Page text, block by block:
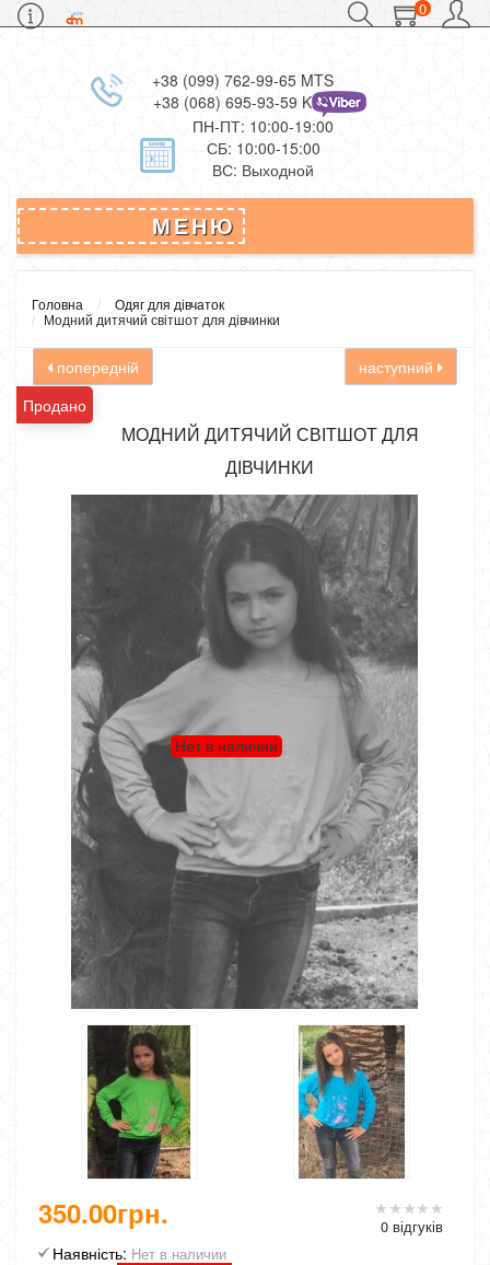
0
+38 (099) 762-99-65 MTS
+38 (068) 695-93-59 Kievstar
ПН-ПТ: 10:00-19:00
СБ: 10:00-15:00
ВС: Выходной
МЕНЮ
Головна
Одяг для дівчаток
Модний дитячий світшот для дівчинки
попередній
наступний
Продано
МОДНИЙ ДИТЯЧИЙ СВІТШОТ ДЛЯ
ДІВЧИНКИ
Нет в наличии
0 відгуків
350.00грн.
Наявність: Нет в наличии